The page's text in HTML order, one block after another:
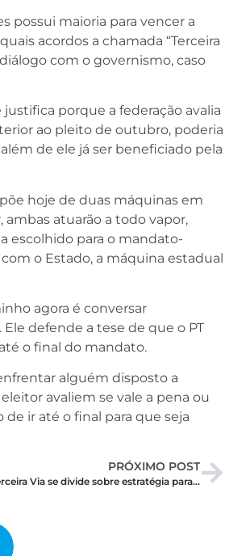
possui maioria para vencer a
acordos a chamada “Terceira
com o governismo, caso
porque a federação avalia
ao pleito de outubro, poderia
de ele já ser beneficiado pela
hoje de duas máquinas em
atuarão a todo vapor,
escolhido para o mandato-
o Estado, a máquina estadual
agora é conversar
defende a tese de que o PT
o final do mandato.
alguém disposto a
avaliem se vale a pena ou
de ir até o final para que seja
PRÓXIMO POST
Rota de colisão: Terceira Via se divide sobre estratégia para o mandato-tampão no RN